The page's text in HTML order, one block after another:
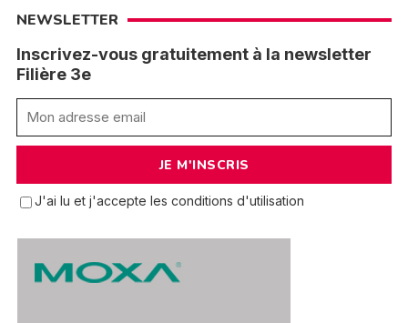
NEWSLETTER
Inscrivez-vous gratuitement à la newsletter
Filière 3e
J'ai lu et j'accepte les conditions d'utilisation